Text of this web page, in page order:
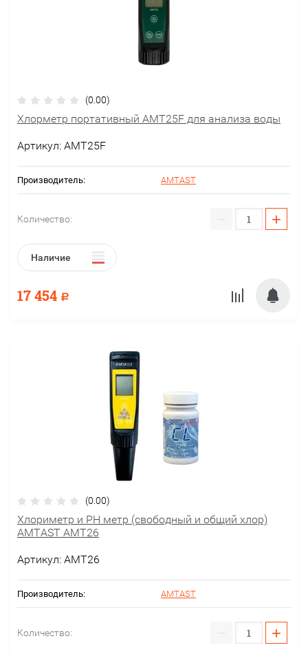
(0.00)
Хлорметр портативный AMT25F для анализа воды
Артикул: AMT25F
Производитель: AMTAST
Количество: +
Наличие
17 454 Р
(0.00)
Хлориметр и PH метр (свободный и общий хлор)
AMTAST AMT26
Артикул: AMT26
Производитель: AMTAST
Количество: +